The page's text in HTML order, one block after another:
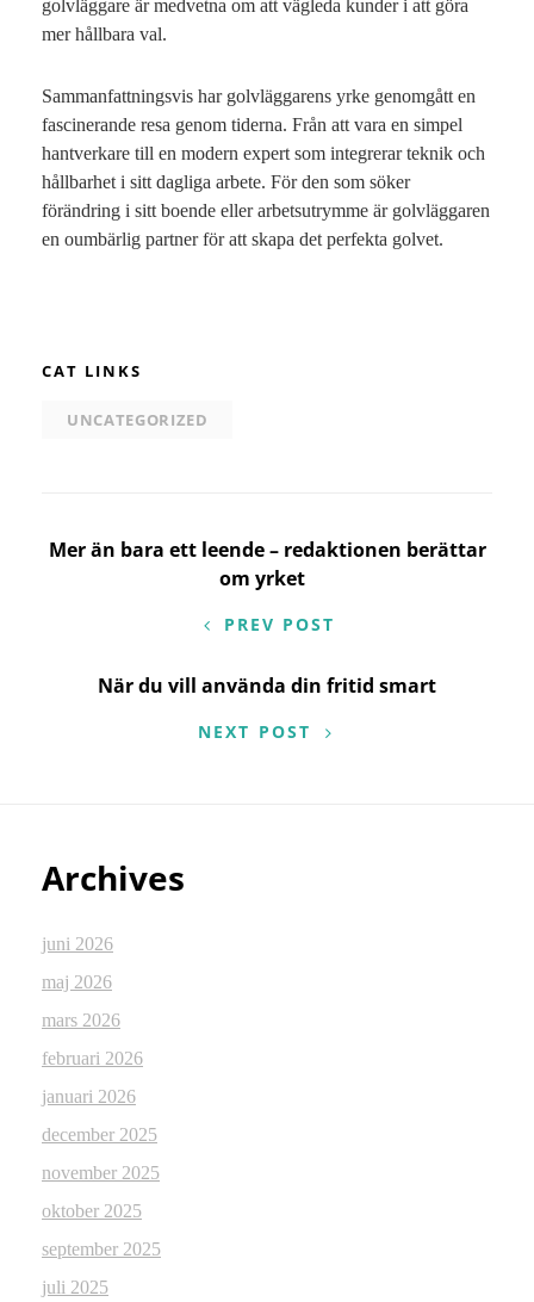
golvläggare är medvetna om att vägleda kunder i att göra
mer hållbara val.
Sammanfattningsvis har golvläggarens yrke genomgått en
fascinerande resa genom tiderna. Från att vara en simpel
hantverkare till en modern expert som integrerar teknik och
hållbarhet i sitt dagliga arbete. För den som söker
förändring i sitt boende eller arbetsutrymme är golvläggaren
en oumbärlig partner för att skapa det perfekta golvet.
CAT LINKS
UNCATEGORIZED
Inläggsnavigering
Mer än bara ett leende – redaktionen berättar
om yrket
PREV POST
När du vill använda din fritid smart
NEXT POST
Archives
juni 2026
maj 2026
mars 2026
februari 2026
januari 2026
december 2025
november 2025
oktober 2025
september 2025
juli 2025